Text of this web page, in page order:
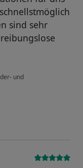
sind sehr
und